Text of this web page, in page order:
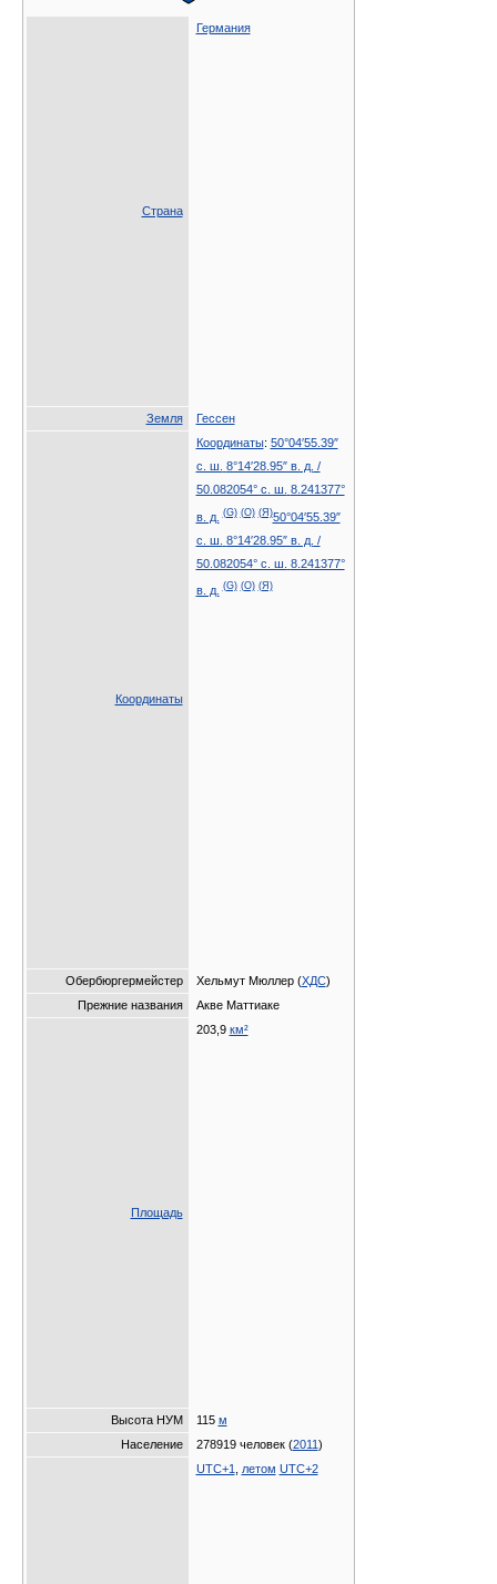
Страна
Германия
Земля Гессен
Координаты
Координаты: 50°04′55.39″
с. ш. 8°14′28.95″ в. д. /
50.082054° с. ш. 8.241377°
в. д. (G) (O) (Я)50°04′55.39″
с. ш. 8°14′28.95″ в. д. /
50.082054° с. ш. 8.241377°
в. д. (G) (O) (Я)
Обербюргермейстер Хельмут Мюллер (ХДС)
Прежние названия
Акве Маттиаке
Площадь
203,9 км²
Высота НУМ 115 м
Население
278919 человек (2011)
UTC+1 летом UTC+2